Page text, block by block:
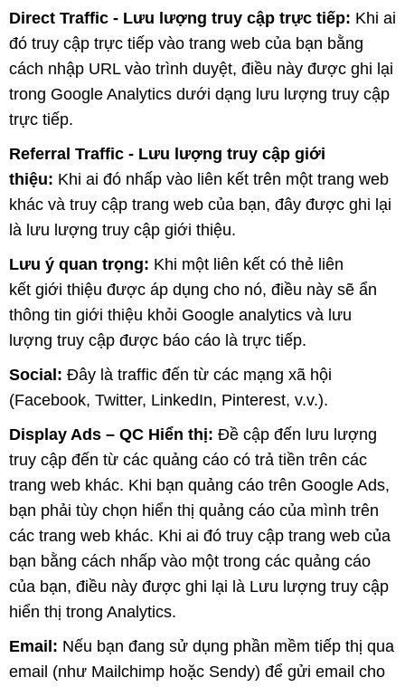
Direct Traffic - Lưu lượng truy cập trực tiếp: Khi ai
đó truy cập trực tiếp vào trang web của bạn bằng
cách nhập URL vào trình duyệt, điều này được ghi lại
trong Google Analytics dưới dạng lưu lượng truy cập
trực tiếp.
Referral Traffic - Lưu lượng truy cập giới
thiệu: Khi ai đó nhấp vào liên kết trên một trang web
khác và truy cập trang web của bạn, đây được ghi lại
là lưu lượng truy cập giới thiệu.
Lưu ý quan trọng: Khi một liên kết có thẻ liên
kết giới thiệu được áp dụng cho nó, điều này sẽ ẩn
thông tin giới thiệu khỏi Google analytics và lưu
lượng truy cập được báo cáo là trực tiếp.
Social: Đây là traffic đến từ các mạng xã hội
(Facebook, Twitter, LinkedIn, Pinterest, v.v.).
Display Ads – QC Hiển thị: Đề cập đến lưu lượng
truy cập đến từ các quảng cáo có trả tiền trên các
trang web khác. Khi bạn quảng cáo trên Google Ads,
bạn phải tùy chọn hiển thị quảng cáo của mình trên
các trang web khác. Khi ai đó truy cập trang web của
bạn bằng cách nhấp vào một trong các quảng cáo
của bạn, điều này được ghi lại là Lưu lượng truy cập
hiển thị trong Analytics.
Email: Nếu bạn đang sử dụng phần mềm tiếp thị qua
email (như Mailchimp hoặc Sendy) để gửi email cho